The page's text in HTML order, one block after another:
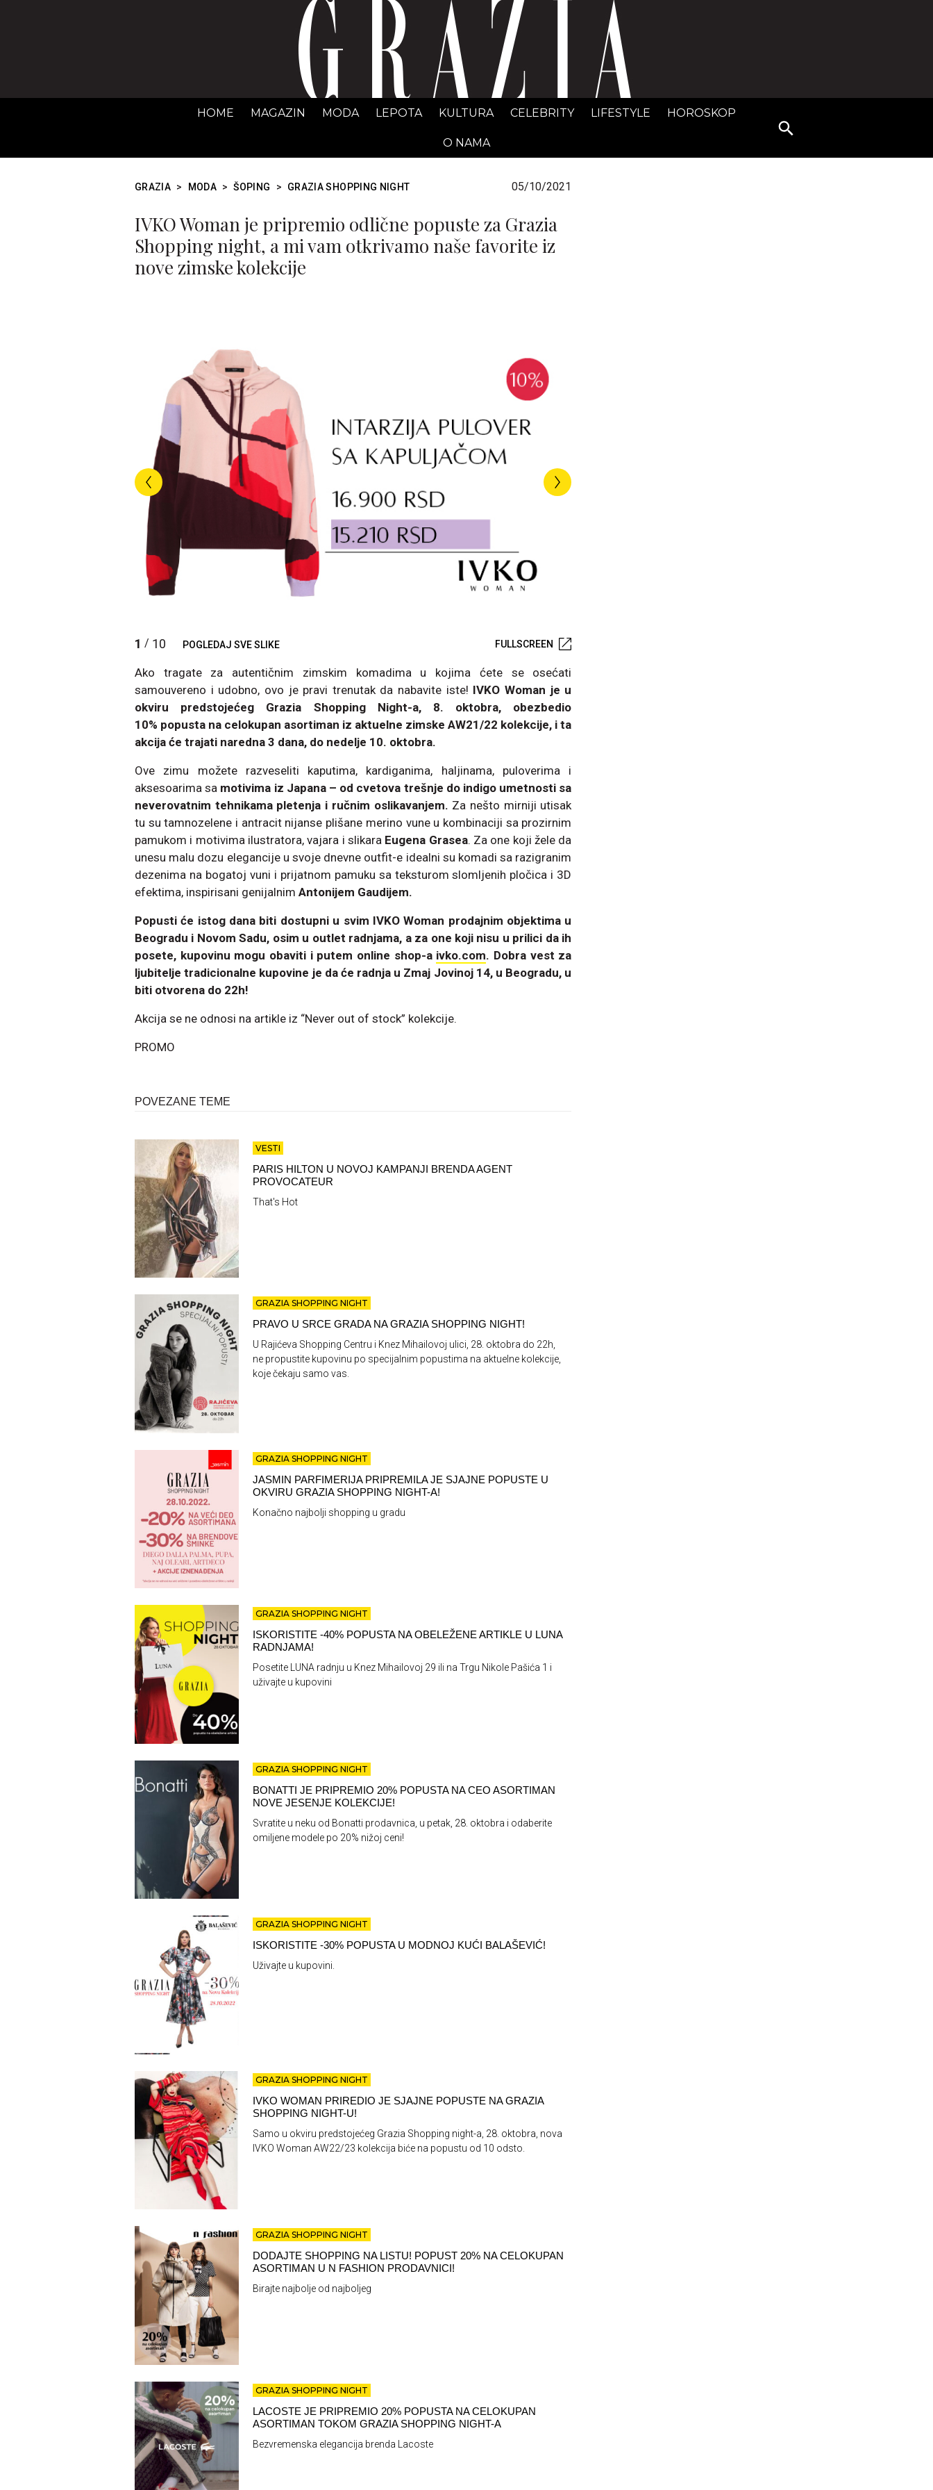
GRAZIA Srbija
HOME MAGAZIN MODA LEPOTA KULTURA CELEBRITY LIFESTYLE HOROSKOP
O NAMA
Search
for:
GRAZIA > MODA > ŠOPING > GRAZIA SHOPPING NIGHT 05/10/2021
IVKO Woman je pripremio odlične popuste za Grazia
Shopping night, a mi vam otkrivamo naše favorite iz
nove zimske kolekcije
1 / 10 POGLEDAJ SVE SLIKE FULLSCREEN
Ako tragate za autentičnim zimskim komadima u kojima ćete se osećati
samouvereno i udobno, ovo je pravi trenutak da nabavite iste! IVKO Woman je u
okviru predstojećeg Grazia Shopping Night-a, 8. oktobra, obezbedio
10% popusta na celokupan asortiman iz aktuelne zimske AW21/22 kolekcije, i ta
akcija će trajati naredna 3 dana, do nedelje 10. oktobra.
Ove zimu možete razveseliti kaputima, kardiganima, haljinama, puloverima i
aksesoarima sa motivima iz Japana – od cvetova trešnje do indigo umetnosti sa
neverovatnim tehnikama pletenja i ručnim oslikavanjem. Za nešto mirniji utisak
tu su tamnozelene i antracit nijanse plišane merino vune u kombinaciji sa prozirnim
pamukom i motivima ilustratora, vajara i slikara Eugena Grasea. Za one koji žele da
unesu malu dozu elegancije u svoje dnevne outfit-e idealni su komadi sa razigranim
dezenima na bogatoj vuni i prijatnom pamuku sa teksturom slomljenih pločica i 3D
efektima, inspirisani genijalnim Antonijem Gaudijem.
Popusti će istog dana biti dostupni u svim IVKO Woman prodajnim objektima u
Beogradu i Novom Sadu, osim u outlet radnjama, a za one koji nisu u prilici da ih
posete, kupovinu mogu obaviti i putem online shop-a ivko.com. Dobra vest za
ljubitelje tradicionalne kupovine je da će radnja u Zmaj Jovinoj 14, u Beogradu, u
biti otvorena do 22h!
Akcija se ne odnosi na artikle iz “Never out of stock” kolekcije.
PROMO
POVEZANE TEME
VESTI
PARIS HILTON U NOVOJ KAMPANJI BRENDA AGENT
PROVOCATEUR
That's Hot
GRAZIA SHOPPING NIGHT
PRAVO U SRCE GRADA NA GRAZIA SHOPPING NIGHT!
U Rajićeva Shopping Centru i Knez Mihailovoj ulici, 28. oktobra do 22h,
ne propustite kupovinu po specijalnim popustima na aktuelne kolekcije,
koje čekaju samo vas.
GRAZIA SHOPPING NIGHT
JASMIN PARFIMERIJA PRIPREMILA JE SJAJNE POPUSTE U
OKVIRU GRAZIA SHOPPING NIGHT-A!
Konačno najbolji shopping u gradu
GRAZIA SHOPPING NIGHT
ISKORISTITE -40% POPUSTA NA OBELEŽENE ARTIKLE U LUNA
RADNJAMA!
Posetite LUNA radnju u Knez Mihailovoj 29 ili na Trgu Nikole Pašića 1 i
uživajte u kupovini
GRAZIA SHOPPING NIGHT
BONATTI JE PRIPREMIO 20% POPUSTA NA CEO ASORTIMAN
NOVE JESENJE KOLEKCIJE!
Svratite u neku od Bonatti prodavnica, u petak, 28. oktobra i odaberite
omiljene modele po 20% nižoj ceni!
GRAZIA SHOPPING NIGHT
ISKORISTITE -30% POPUSTA U MODNOJ KUĆI BALAŠEVIĆ!
Uživajte u kupovini.
GRAZIA SHOPPING NIGHT
IVKO WOMAN PRIREDIO JE SJAJNE POPUSTE NA GRAZIA
SHOPPING NIGHT-U!
Samo u okviru predstojećeg Grazia Shopping night-a, 28. oktobra, nova
IVKO Woman AW22/23 kolekcija biće na popustu od 10 odsto.
GRAZIA SHOPPING NIGHT
DODAJTE SHOPPING NA LISTU! POPUST 20% NA CELOKUPAN
ASORTIMAN U N FASHION PRODAVNICI!
Birajte najbolje od najboljeg
GRAZIA SHOPPING NIGHT
LACOSTE JE PRIPREMIO 20% POPUSTA NA CELOKUPAN
ASORTIMAN TOKOM GRAZIA SHOPPING NIGHT-A
Bezvremenska elegancija brenda Lacoste